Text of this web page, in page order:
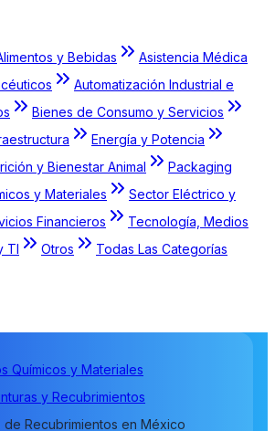
y Bebidas
Asistencia Médica
Automatización Industrial e
Bienes de Consumo y Servicios
Energía y Potencia
y Bienestar Animal
Packaging
y Materiales
Sector Eléctrico y
Financieros
Tecnología, Medios
TI
Otros
Todas Las Categorías
Químicos y Materiales
y Recubrimientos
Recubrimientos en México